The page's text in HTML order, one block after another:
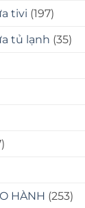
tivi (197)
tủ lạnh (35)
HÀNH (253)